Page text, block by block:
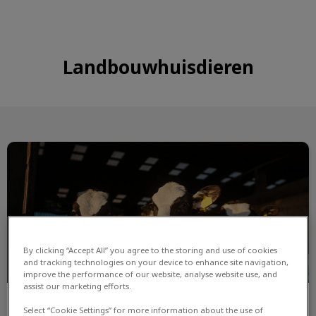
Landbouwhuisdieren
Koeien
By clicking “Accept All” you agree to the storing and use of cookies
and tracking technologies on your device to enhance site navigation,
improve the performance of our website, analyse website use, and
assist our marketing efforts.
Select “Cookie Settings” for more information about the use of